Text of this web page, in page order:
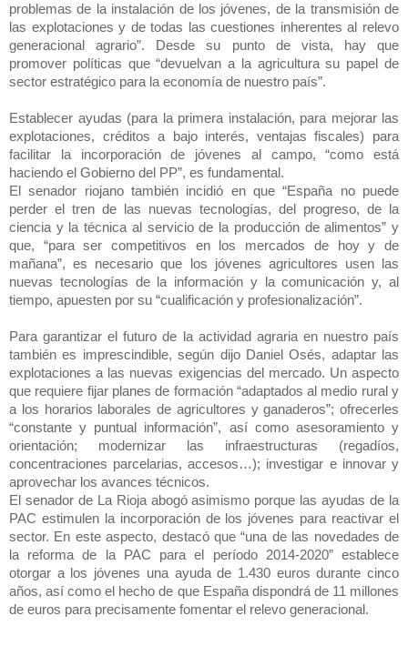
problemas de la instalación de los jóvenes, de la transmisión de
las explotaciones y de todas las cuestiones inherentes al relevo
generacional agrario”. Desde su punto de vista, hay que
promover políticas que “devuelvan a la agricultura su papel de
sector estratégico para la economía de nuestro país”.
Establecer ayudas (para la primera instalación, para mejorar las
explotaciones, créditos a bajo interés, ventajas fiscales) para
facilitar la incorporación de jóvenes al campo, “como está
haciendo el Gobierno del PP”, es fundamental.
El senador riojano también incidió en que “España no puede
perder el tren de las nuevas tecnologías, del progreso, de la
ciencia y la técnica al servicio de la producción de alimentos” y
que, “para ser competitivos en los mercados de hoy y de
mañana”, es necesario que los jóvenes agricultores usen las
nuevas tecnologías de la información y la comunicación y, al
tiempo, apuesten por su “cualificación y profesionalización”.
Para garantizar el futuro de la actividad agraria en nuestro país
también es imprescindible, según dijo Daniel Osés, adaptar las
explotaciones a las nuevas exigencias del mercado. Un aspecto
que requiere fijar planes de formación “adaptados al medio rural y
a los horarios laborales de agricultores y ganaderos”; ofrecerles
“constante y puntual información”, así como asesoramiento y
orientación; modernizar las infraestructuras (regadíos,
concentraciones parcelarias, accesos…); investigar e innovar y
aprovechar los avances técnicos.
El senador de La Rioja abogó asimismo porque las ayudas de la
PAC estimulen la incorporación de los jóvenes para reactivar el
sector. En este aspecto, destacó que “una de las novedades de
la reforma de la PAC para el período 2014-2020” establece
otorgar a los jóvenes una ayuda de 1.430 euros durante cinco
años, así como el hecho de que España dispondrá de 11 millones
de euros para precisamente fomentar el relevo generacional.